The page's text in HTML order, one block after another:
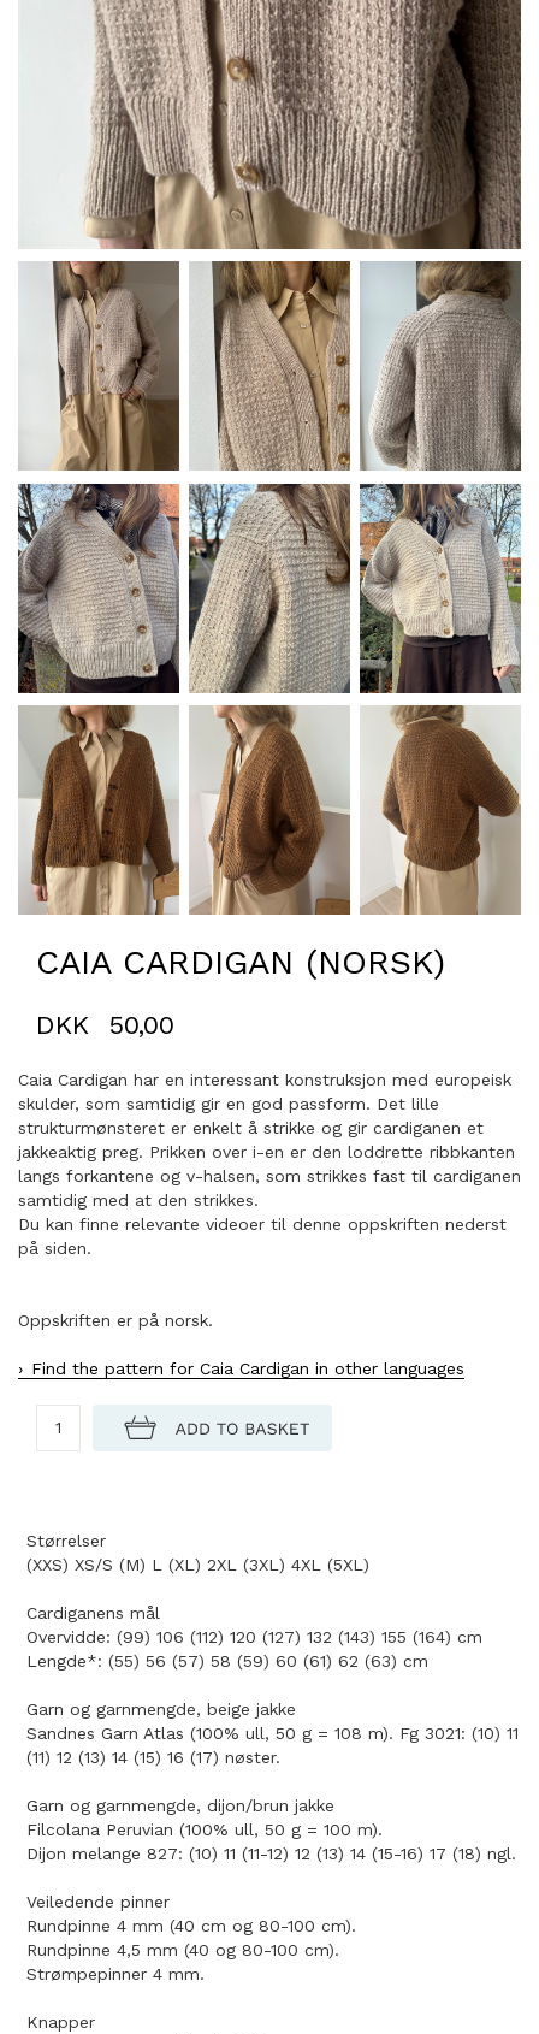
CAIA CARDIGAN (NORSK)
DKK 50,00
Caia Cardigan har en interessant konstruksjon med europeisk
skulder, som samtidig gir en god passform. Det lille
strukturmønsteret er enkelt å strikke og gir cardiganen et
jakkeaktig preg. Prikken over i-en er den loddrette ribbkanten
langs forkantene og v-halsen, som strikkes fast til cardiganen
samtidig med at den strikkes.
Du kan finne relevante videoer til denne oppskriften nederst
på siden.
Oppskriften er på norsk.
Find the pattern for Caia Cardigan in other languages
Størrelser
(XXS) XS/S (M) L (XL) 2XL (3XL) 4XL (5XL)
Cardiganens mål
Overvidde: (99) 106 (112) 120 (127) 132 (143) 155 (164) cm
Lengde*: (55) 56 (57) 58 (59) 60 (61) 62 (63) cm
Garn og garnmengde, beige jakke
Sandnes Garn Atlas (100% ull, 50 g = 108 m). Fg 3021: (10) 11
(11) 12 (13) 14 (15) 16 (17) nøster.
Garn og garnmengde, dijon/brun jakke
Filcolana Peruvian (100% ull, 50 g = 100 m).
Dijon melange 827: (10) 11 (11-12) 12 (13) 14 (15-16) 17 (18) ngl.
Veiledende pinner
Rundpinne 4 mm (40 cm og 80-100 cm).
Rundpinne 4,5 mm (40 og 80-100 cm).
Strømpepinner 4 mm.
Knapper